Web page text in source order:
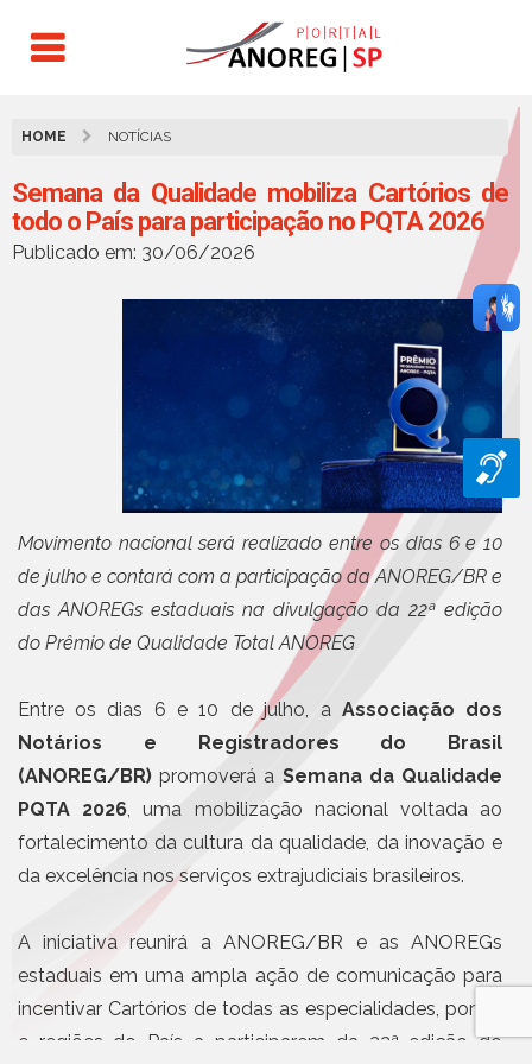
HOME NOTÍCIAS
Semana da Qualidade mobiliza Cartórios de
todo o País para participação no PQTA 2026
Publicado em: 30/06/2026
Movimento nacional será realizado entre os dias 6 e 10
de julho e contará com a participação da ANOREG/BR e
das ANOREGs estaduais na divulgação da 22ª edição
do Prêmio de Qualidade Total ANOREG
Entre os dias 6 e 10 de julho, a Associação dos
Notários e Registradores do Brasil
(ANOREG/BR)promoverá a Semana da Qualidade
PQTA 2026 , uma mobilização nacional voltada ao
fortalecimento da cultura da qualidade, da inovação e
da excelência nos serviços extrajudiciais brasileiros.
A iniciativa reunirá a ANOREG/BR e as ANOREGs
estaduais em uma ampla ação de comunicação para
incentivar Cartórios de todas as especialidades, portes
e regiões do País a participarem da 22ª edição do